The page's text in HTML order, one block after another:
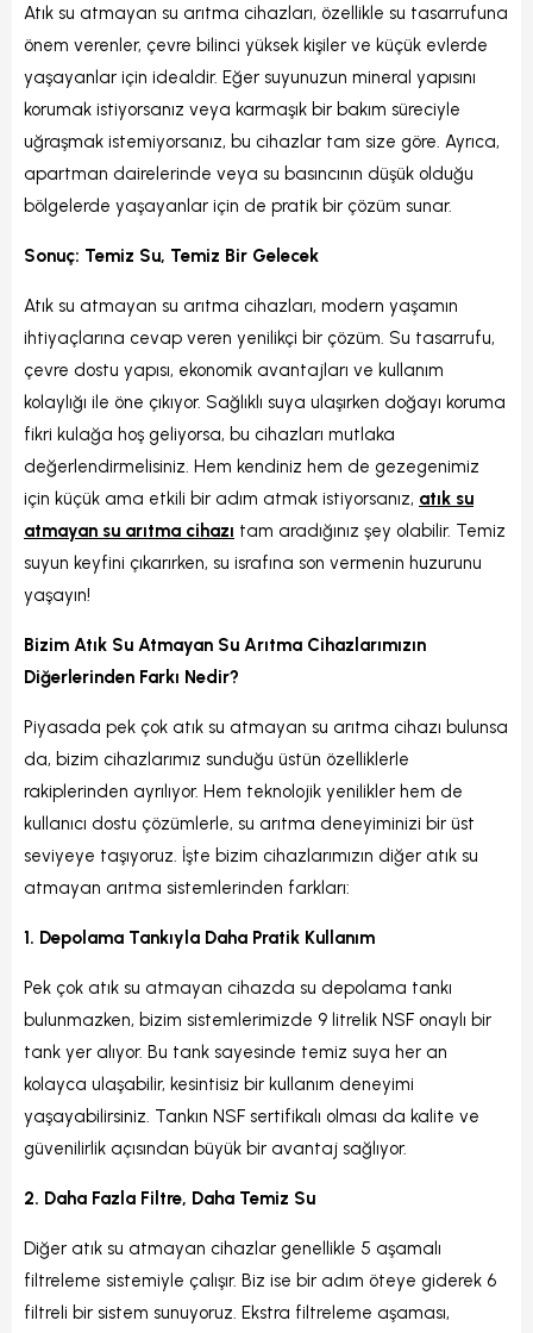
Atık su atmayan su arıtma cihazları, özellikle su tasarrufuna
önem verenler, çevre bilinci yüksek kişiler ve küçük evlerde
yaşayanlar için idealdir. Eğer suyunuzun mineral yapısını
korumak istiyorsanız veya karmaşık bir bakım süreciyle
uğraşmak istemiyorsanız, bu cihazlar tam size göre. Ayrıca,
apartman dairelerinde veya su basıncının düşük olduğu
bölgelerde yaşayanlar için de pratik bir çözüm sunar.
Sonuç: Temiz Su, Temiz Bir Gelecek
Atık su atmayan su arıtma cihazları, modern yaşamın
ihtiyaçlarına cevap veren yenilikçi bir çözüm. Su tasarrufu,
çevre dostu yapısı, ekonomik avantajları ve kullanım
kolaylığı ile öne çıkıyor. Sağlıklı suya ulaşırken doğayı koruma
fikri kulağa hoş geliyorsa, bu cihazları mutlaka
değerlendirmelisiniz. Hem kendiniz hem de gezegenimiz
için küçük ama etkili bir adım atmak istiyorsanız, atık su
atmayan su arıtma cihazı tam aradığınız şey olabilir. Temiz
suyun keyfini çıkarırken, su israfına son vermenin huzurunu
yaşayın!
Bizim Atık Su Atmayan Su Arıtma Cihazlarımızın
Diğerlerinden Farkı Nedir?
Piyasada pek çok atık su atmayan su arıtma cihazı bulunsa
da, bizim cihazlarımız sunduğu üstün özelliklerle
rakiplerinden ayrılıyor. Hem teknolojik yenilikler hem de
kullanıcı dostu çözümlerle, su arıtma deneyiminizi bir üst
seviyeye taşıyoruz. İşte bizim cihazlarımızın diğer atık su
atmayan arıtma sistemlerinden farkları:
1. Depolama Tankıyla Daha Pratik Kullanım
Pek çok atık su atmayan cihazda su depolama tankı
bulunmazken, bizim sistemlerimizde 9 litrelik NSF onaylı bir
tank yer alıyor. Bu tank sayesinde temiz suya her an
kolayca ulaşabilir, kesintisiz bir kullanım deneyimi
yaşayabilirsiniz. Tankın NSF sertifikalı olması da kalite ve
güvenilirlik açısından büyük bir avantaj sağlıyor.
2. Daha Fazla Filtre, Daha Temiz Su
Diğer atık su atmayan cihazlar genellikle 5 aşamalı
filtreleme sistemiyle çalışır. Biz ise bir adım öteye giderek 6
filtreli bir sistem sunuyoruz. Ekstra filtreleme aşaması,